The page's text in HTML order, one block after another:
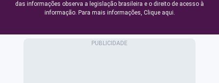
das informações observa a legislação brasileira e o direito de acesso à
informação. Para mais informações, Clique aqui.